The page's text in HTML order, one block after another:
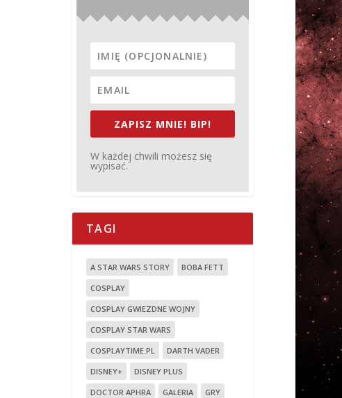
ZAPISZ MNIE! BIP!
W każdej chwili możesz się
wypisać.
TAGI
A STAR WARS STORY
BOBA FETT
COSPLAY
COSPLAY GWIEZDNE WOJNY
COSPLAY STAR WARS
COSPLAYTIME.PL
DARTH VADER
DISNEY+
DISNEY PLUS
DOCTOR APHRA
GALERIA
GRY